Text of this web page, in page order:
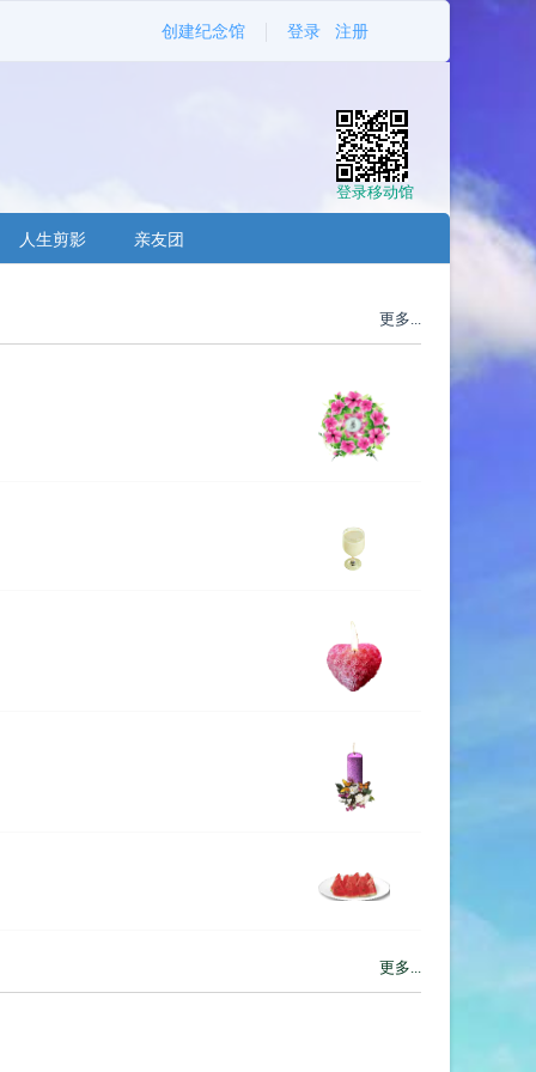
创建纪念馆 登录 注册
登录移动馆
人生剪影 亲友团
更多...
更多...